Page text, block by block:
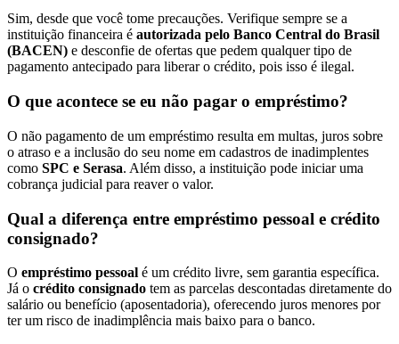
Sim, desde que você tome precauções. Verifique sempre se a
instituição financeira é autorizada pelo Banco Central do Brasil
(BACEN) e desconfie de ofertas que pedem qualquer tipo de
pagamento antecipado para liberar o crédito, pois isso é ilegal.
O que acontece se eu não pagar o empréstimo?
O não pagamento de um empréstimo resulta em multas, juros sobre
o atraso e a inclusão do seu nome em cadastros de inadimplentes
como SPC e Serasa. Além disso, a instituição pode iniciar uma
cobrança judicial para reaver o valor.
Qual a diferença entre empréstimo pessoal e crédito
consignado?
O empréstimo pessoal é um crédito livre, sem garantia específica.
Já o crédito consignado tem as parcelas descontadas diretamente do
salário ou benefício (aposentadoria), oferecendo juros menores por
ter um risco de inadimplência mais baixo para o banco.